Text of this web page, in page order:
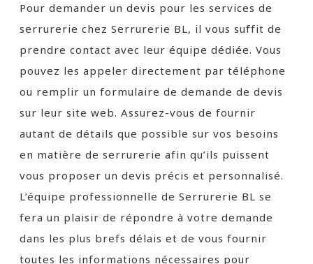
Pour demander un devis pour les services de
serrurerie chez Serrurerie BL, il vous suffit de
prendre contact avec leur équipe dédiée. Vous
pouvez les appeler directement par téléphone
ou remplir un formulaire de demande de devis
sur leur site web. Assurez-vous de fournir
autant de détails que possible sur vos besoins
en matière de serrurerie afin qu’ils puissent
vous proposer un devis précis et personnalisé.
L’équipe professionnelle de Serrurerie BL se
fera un plaisir de répondre à votre demande
dans les plus brefs délais et de vous fournir
toutes les informations nécessaires pour